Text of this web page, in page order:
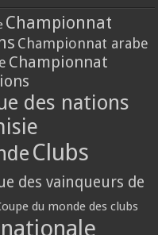
Championnat
Championnat arabe
Championnat
des nations
Clubs
des vainqueurs de
du monde des clubs